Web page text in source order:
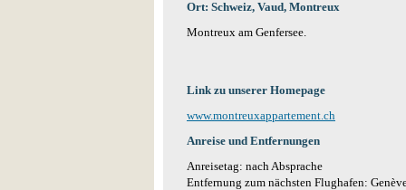
Ort: Schweiz, Vaud, Montreux
Montreux am Genfersee.
Link zu unserer Homepage
www.montreuxappartement.ch
Anreise und Entfernungen
Anreisetag: nach Absprache
Entfernung zum nächsten Flughafen: